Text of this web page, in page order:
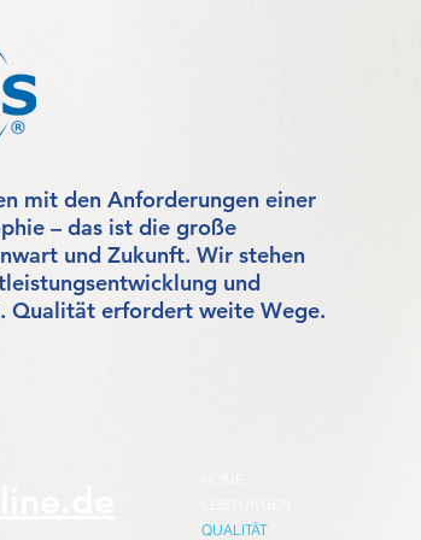
mit den Anforderungen einer
– das ist die große
und Zukunft. Wir stehen
und
Qualität erfordert weite Wege.
QUALITÄT